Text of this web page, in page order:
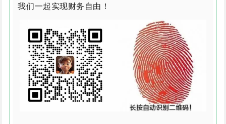
我们一起实现财务自由！